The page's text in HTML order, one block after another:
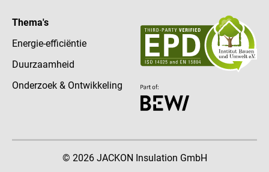
Thema's
Energie-efficiëntie
Duurzaamheid
Onderzoek & Ontwikkeling
© 2026 JACKON Insulation GmbH